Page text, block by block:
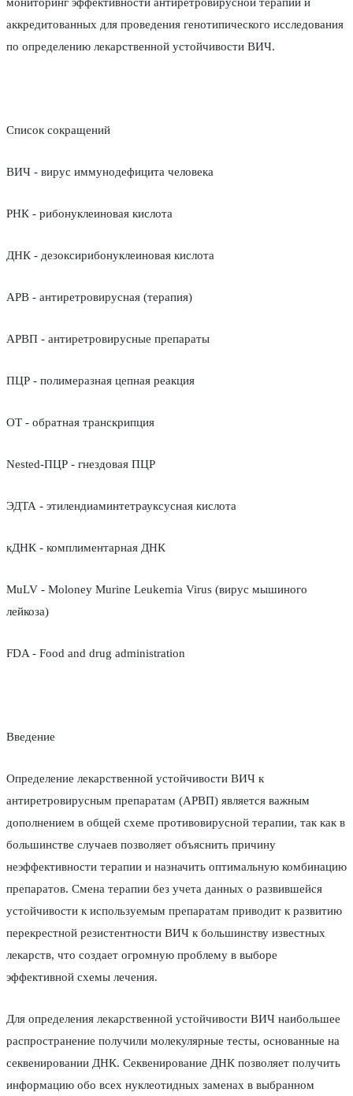
мониторинг эффективности антиретровирусной терапии и
аккредитованных для проведения генотипического исследования
по определению лекарственной устойчивости ВИЧ.
Список сокращений
ВИЧ - вирус иммунодефицита человека
РНК - рибонуклеиновая кислота
ДНК - дезоксирибонуклеиновая кислота
АРВ - антиретровирусная (терапия)
АРВП - антиретровирусные препараты
ПЦР - полимеразная цепная реакция
ОТ - обратная транскрипция
Nested-ПЦР - гнездовая ПЦР
ЭДТА - этилендиаминтетрауксусная кислота
кДНК - комплиментарная ДНК
MuLV - Moloney Murine Leukemia Virus (вирус мышиного
лейкоза)
FDA - Food and drug administration
Введение
Определение лекарственной устойчивости ВИЧ к
антиретровирусным препаратам (АРВП) является важным
дополнением в общей схеме противовирусной терапии, так как в
большинстве случаев позволяет объяснить причину
неэффективности терапии и назначить оптимальную комбинацию
препаратов. Смена терапии без учета данных о развившейся
устойчивости к используемым препаратам приводит к развитию
перекрестной резистентности ВИЧ к большинству известных
лекарств, что создает огромную проблему в выборе
эффективной схемы лечения.
Для определения лекарственной устойчивости ВИЧ наибольшее
распространение получили молекулярные тесты, основанные на
секвенировании ДНК. Секвенирование ДНК позволяет получить
информацию обо всех нуклеотидных заменах в выбранном